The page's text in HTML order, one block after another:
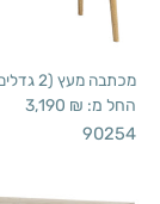
מכתבה מעץ (2 גדלים)
החל מ: 3,190 ₪
90254